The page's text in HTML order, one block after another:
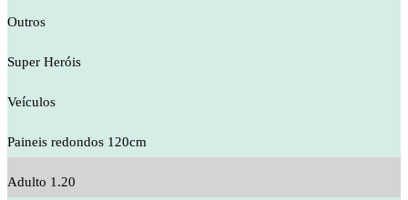
Outros
Super Heróis
Veículos
Paineis redondos 120cm
Adulto 1.20